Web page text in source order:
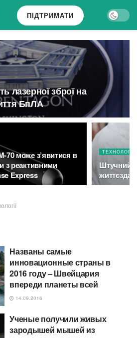
ПІДТРИМАТИ
лазерної зброї на
БпЛА
70 може з’явитися в
з реактивними
Express
ТЕХНОЛОГІЇ
Штучний
Названы самые
инновационные страны в
2016 году – Швейцария
впереди планеты всей
14.09.2016
Ученые получили живых
зародышей мышей из